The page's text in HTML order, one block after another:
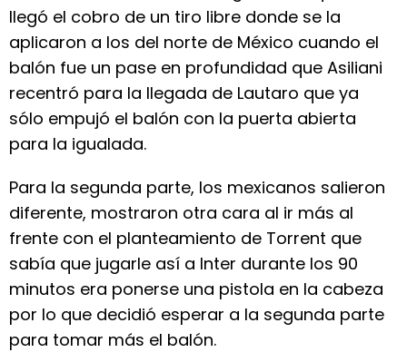
llegó el cobro de un tiro libre donde se la
aplicaron a los del norte de México cuando el
balón fue un pase en profundidad que Asiliani
recentró para la llegada de Lautaro que ya
sólo empujó el balón con la puerta abierta
para la igualada.
Para la segunda parte, los mexicanos salieron
diferente, mostraron otra cara al ir más al
frente con el planteamiento de Torrent que
sabía que jugarle así a Inter durante los 90
minutos era ponerse una pistola en la cabeza
por lo que decidió esperar a la segunda parte
para tomar más el balón.